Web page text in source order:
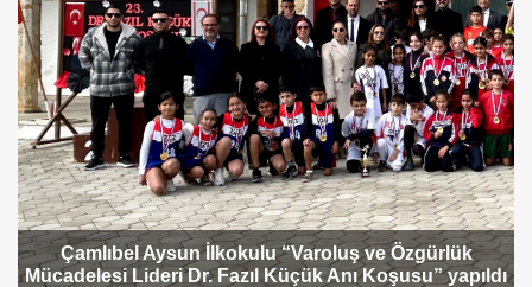
Çamlıbel Aysun İlkokulu “Varoluş ve Özgürlük
Mücadelesi Lideri Dr. Fazıl Küçük Anı Koşusu” yapıldı